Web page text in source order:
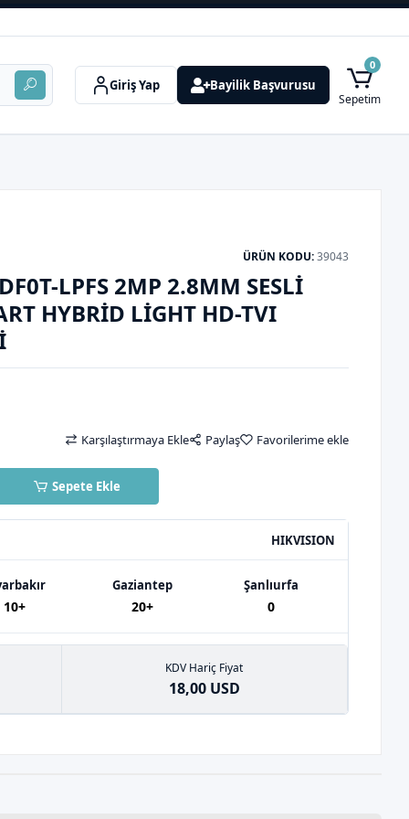
Giriş Yap Bayilik Başvurusu
0
Sepetim
ÜRÜN KODU:39043
LPFS 2MP 2.8MM SESLI
HYBRID LIGHT HD-TVI
HIKVISION
10+
Gaziantep
20+
Şanlıurfa
0
KDV Hariç Fiyat
18,00 USD
Karşılaştırmaya Ekle Paylaş Favorilerime ekle
Sepete Ekle